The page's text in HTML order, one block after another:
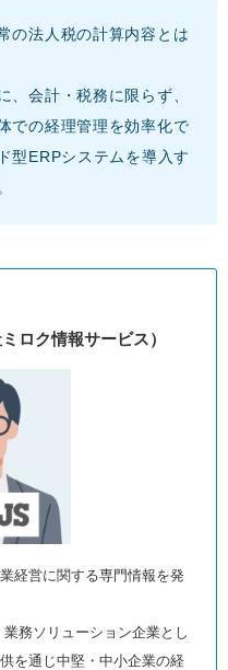
の法人税の計算内容とは
、会計・税務に限らず、
での経理管理を効率化で
型ERPシステムを導入す
ロク情報サービス）
経営に関する専門情報を発
務ソリューション企業とし
を通じ中堅・中小企業の経